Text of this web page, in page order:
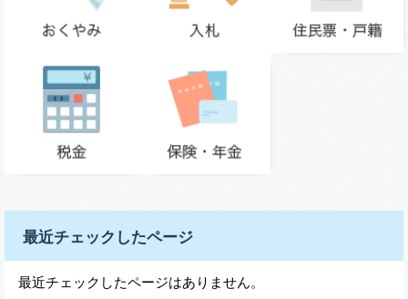
最近チェックしたページ
最近チェックしたページはありません。